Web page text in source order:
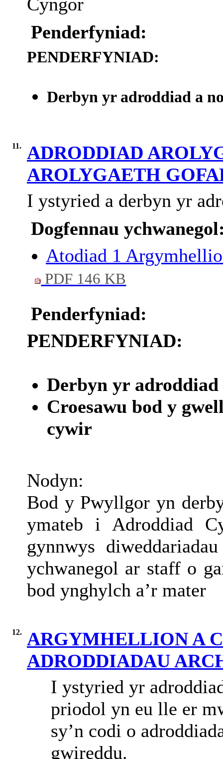
Penderfyniad:
PENDERFYNIAD:
Derbyn yr adroddiad a
11.
ADRODDIAD
AROLYGAETH
I ystyried a derbyn yr
Dogfennau
Atodiad 1
PDF 146 KB
Penderfyniad:
PENDERFYNIAD:
Derbyn yr adroddiad
Croesawu bod y
cywir
Nodyn:
Bod y Pwyllgor yn
ymateb i Adroddiad
gynnwys
ychwanegol ar staff o
bod ynghylch a’r mater
12. ARGYMHELLION A
ADRODDIADAU
I ystyried yr
priodol yn eu lle er
sy’n codi o
gwireddu.